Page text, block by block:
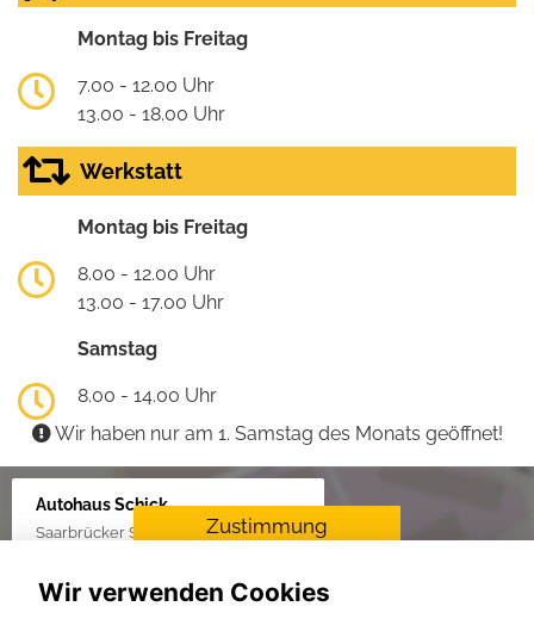
Montag bis Freitag
7.00 - 12.00 Uhr
13.00 - 18.00 Uhr
Werkstatt
Montag bis Freitag
8.00 - 12.00 Uhr
13.00 - 17.00 Uhr
Samstag
8.00 - 14.00 Uhr
Wir haben nur am 1. Samstag des Monats geöffnet!
Autohaus Schick
Saarbrücker Str. 34, 66849 Landstuhl
Zustimmung
Für die Aktivierung der
Wir verwenden Cookies